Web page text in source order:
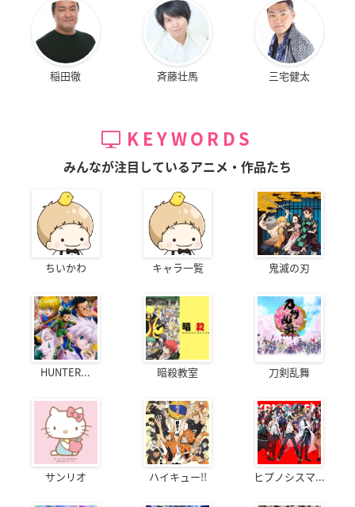
稲田徹 斉藤壮馬 三宅健太
KEYWORDS
みんなが注目しているアニメ・作品たち
ちいかわ キャラ一覧 鬼滅の刃
HUNTER... 暗殺教室 刀剣乱舞
サンリオ ハイキュー!! ヒプノシスマ...